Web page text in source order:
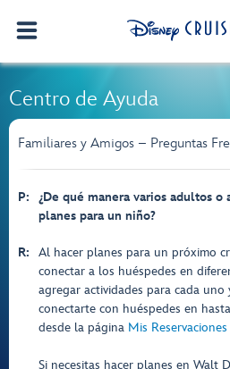
Centro de Ayuda
Familiares y Amigos – Preguntas
P:
¿De qué manera varios adultos
planes para un niño?
R:
Al hacer planes para un próximo
conectar a los huéspedes en
agregar actividades para cada uno
conectarte con huéspedes en
desde la página Mis
Si necesitas hacer planes en Walt